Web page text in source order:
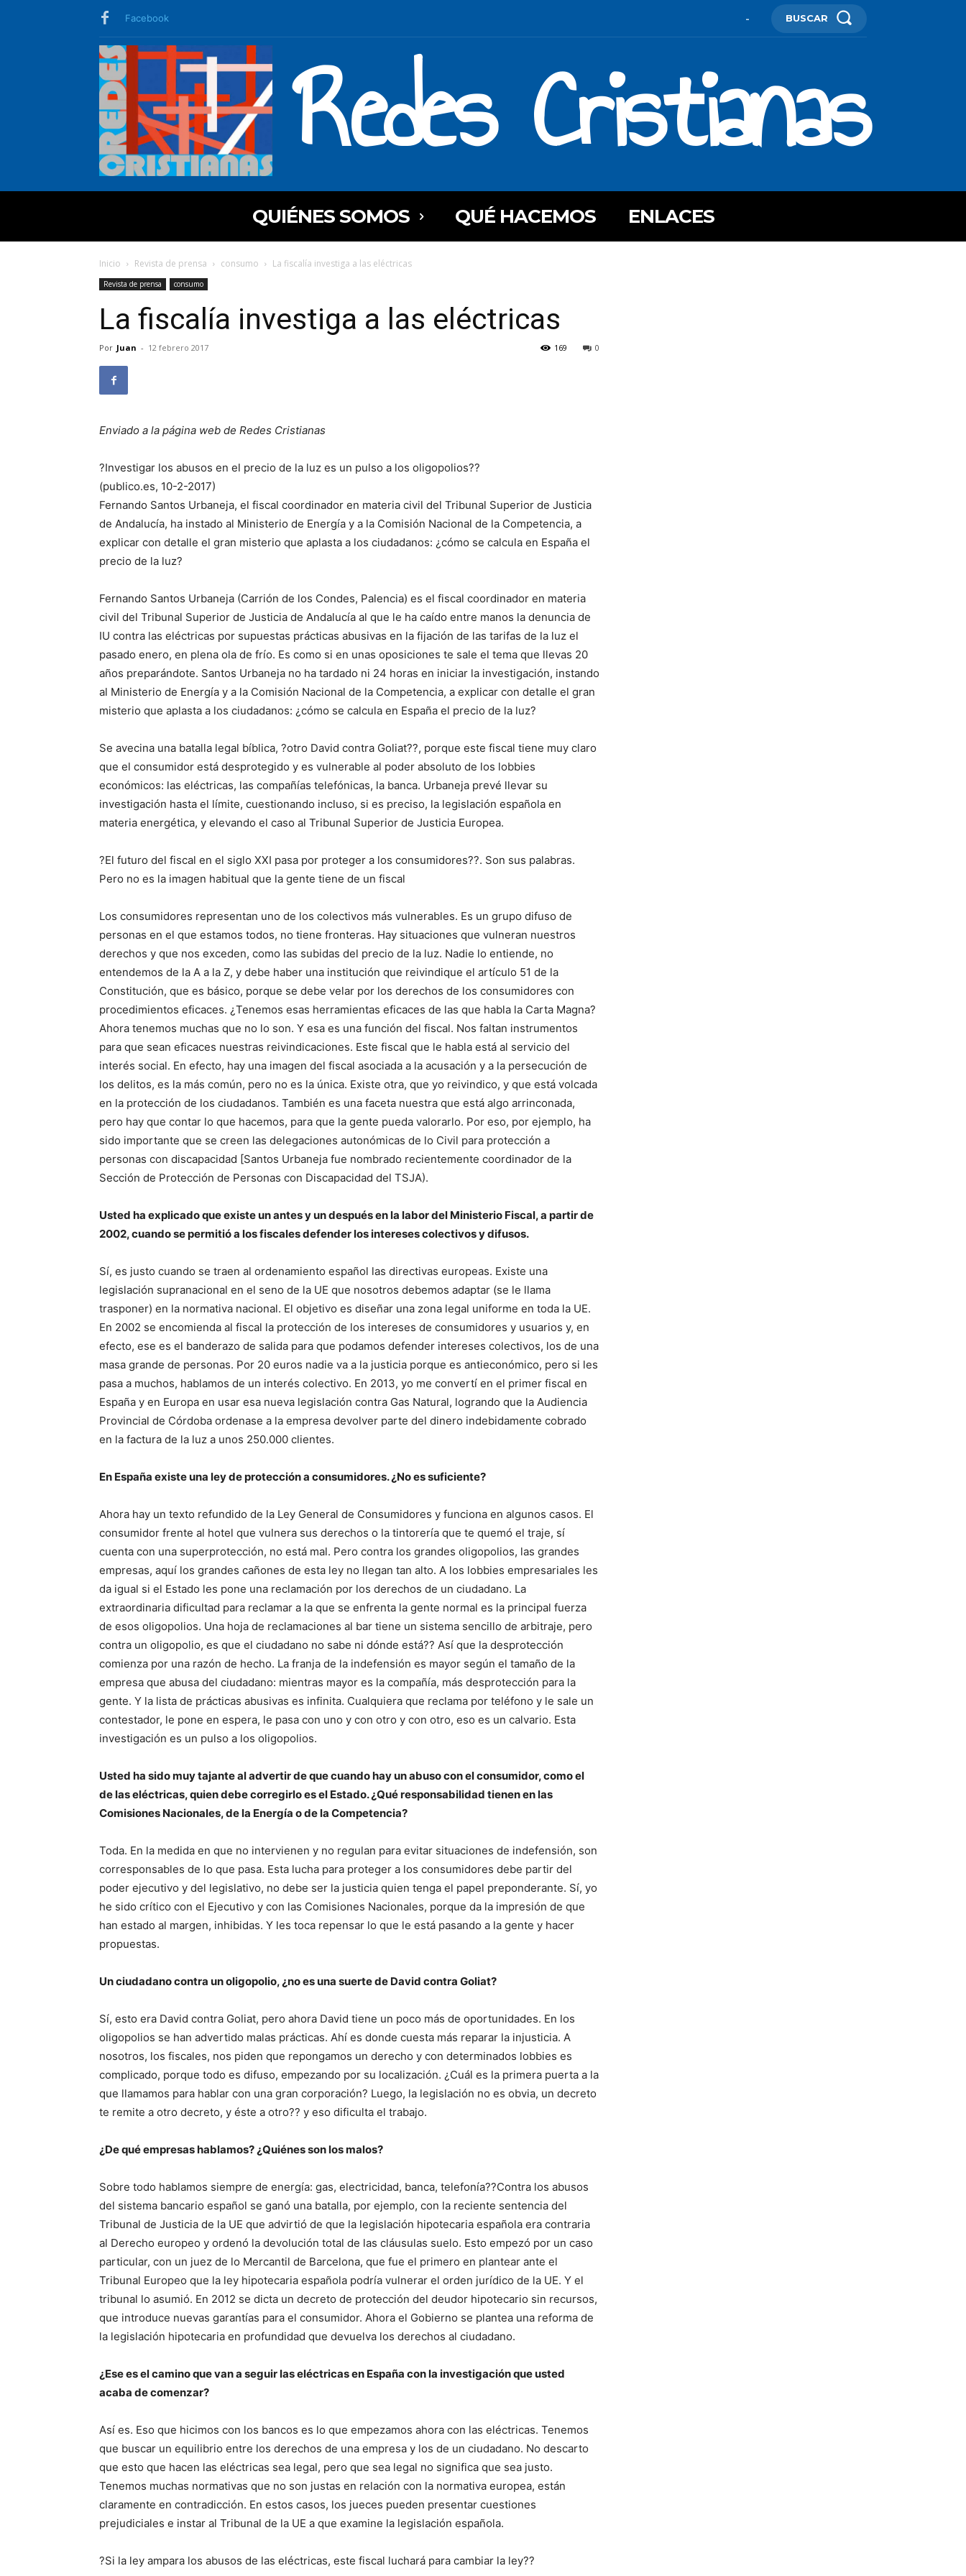
Facebook - BUSCAR
Redes Cristianas
QUIÉNES SOMOS QUÉ HACEMOS ENLACES
Inicio Revista de prensa consumo La fiscalía investiga a las eléctricas
Revista de prensa consumo
La fiscalía investiga a las eléctricas
Por Juan - 12 febrero 2017 0
169
Enviado a la página web de Redes Cristianas
?Investigar los abusos en el precio de la luz es un pulso a los oligopolios??
(publico.es, 10-2-2017)
Fernando Santos Urbaneja, el fiscal coordinador en materia civil del Tribunal Superior de Justicia
de Andalucía, ha instado al Ministerio de Energía y a la Comisión Nacional de la Competencia, a
explicar con detalle el gran misterio que aplasta a los ciudadanos: ¿cómo se calcula en España el
precio de la luz?
Fernando Santos Urbaneja (Carrión de los Condes, Palencia) es el fiscal coordinador en materia
civil del Tribunal Superior de Justicia de Andalucía al que le ha caído entre manos la denuncia de
IU contra las eléctricas por supuestas prácticas abusivas en la fijación de las tarifas de la luz el
pasado enero, en plena ola de frío. Es como si en unas oposiciones te sale el tema que llevas 20
años preparándote. Santos Urbaneja no ha tardado ni 24 horas en iniciar la investigación, instando
al Ministerio de Energía y a la Comisión Nacional de la Competencia, a explicar con detalle el gran
misterio que aplasta a los ciudadanos: ¿cómo se calcula en España el precio de la luz?
Se avecina una batalla legal bíblica, ?otro David contra Goliat??, porque este fiscal tiene muy claro
que el consumidor está desprotegido y es vulnerable al poder absoluto de los lobbies
económicos: las eléctricas, las compañías telefónicas, la banca. Urbaneja prevé llevar su
investigación hasta el límite, cuestionando incluso, si es preciso, la legislación española en
materia energética, y elevando el caso al Tribunal Superior de Justicia Europea.
?El futuro del fiscal en el siglo XXI pasa por proteger a los consumidores??. Son sus palabras.
Pero no es la imagen habitual que la gente tiene de un fiscal
Los consumidores representan uno de los colectivos más vulnerables. Es un grupo difuso de
personas en el que estamos todos, no tiene fronteras. Hay situaciones que vulneran nuestros
derechos y que nos exceden, como las subidas del precio de la luz. Nadie lo entiende, no
entendemos de la A a la Z, y debe haber una institución que reivindique el artículo 51 de la
Constitución, que es básico, porque se debe velar por los derechos de los consumidores con
procedimientos eficaces. ¿Tenemos esas herramientas eficaces de las que habla la Carta Magna?
Ahora tenemos muchas que no lo son. Y esa es una función del fiscal. Nos faltan instrumentos
para que sean eficaces nuestras reivindicaciones. Este fiscal que le habla está al servicio del
interés social. En efecto, hay una imagen del fiscal asociada a la acusación y a la persecución de
los delitos, es la más común, pero no es la única. Existe otra, que yo reivindico, y que está volcada
en la protección de los ciudadanos. También es una faceta nuestra que está algo arrinconada,
pero hay que contar lo que hacemos, para que la gente pueda valorarlo. Por eso, por ejemplo, ha
sido importante que se creen las delegaciones autonómicas de lo Civil para protección a
personas con discapacidad [Santos Urbaneja fue nombrado recientemente coordinador de la
Sección de Protección de Personas con Discapacidad del TSJA).
Usted ha explicado que existe un antes y un después en la labor del Ministerio Fiscal, a partir de
2002, cuando se permitió a los fiscales defender los intereses colectivos y difusos.
Sí, es justo cuando se traen al ordenamiento español las directivas europeas. Existe una
legislación supranacional en el seno de la UE que nosotros debemos adaptar (se le llama
trasponer) en la normativa nacional. El objetivo es diseñar una zona legal uniforme en toda la UE.
En 2002 se encomienda al fiscal la protección de los intereses de consumidores y usuarios y, en
efecto, ese es el banderazo de salida para que podamos defender intereses colectivos, los de una
masa grande de personas. Por 20 euros nadie va a la justicia porque es antieconómico, pero si les
pasa a muchos, hablamos de un interés colectivo. En 2013, yo me convertí en el primer fiscal en
España y en Europa en usar esa nueva legislación contra Gas Natural, logrando que la Audiencia
Provincial de Córdoba ordenase a la empresa devolver parte del dinero indebidamente cobrado
en la factura de la luz a unos 250.000 clientes.
En España existe una ley de protección a consumidores. ¿No es suficiente?
Ahora hay un texto refundido de la Ley General de Consumidores y funciona en algunos casos. El
consumidor frente al hotel que vulnera sus derechos o la tintorería que te quemó el traje, sí
cuenta con una superprotección, no está mal. Pero contra los grandes oligopolios, las grandes
empresas, aquí los grandes cañones de esta ley no llegan tan alto. A los lobbies empresariales les
da igual si el Estado les pone una reclamación por los derechos de un ciudadano. La
extraordinaria dificultad para reclamar a la que se enfrenta la gente normal es la principal fuerza
de esos oligopolios. Una hoja de reclamaciones al bar tiene un sistema sencillo de arbitraje, pero
contra un oligopolio, es que el ciudadano no sabe ni dónde está?? Así que la desprotección
comienza por una razón de hecho. La franja de la indefensión es mayor según el tamaño de la
empresa que abusa del ciudadano: mientras mayor es la compañía, más desprotección para la
gente. Y la lista de prácticas abusivas es infinita. Cualquiera que reclama por teléfono y le sale un
contestador, le pone en espera, le pasa con uno y con otro y con otro, eso es un calvario. Esta
investigación es un pulso a los oligopolios.
Usted ha sido muy tajante al advertir de que cuando hay un abuso con el consumidor, como el
de las eléctricas, quien debe corregirlo es el Estado. ¿Qué responsabilidad tienen en las
Comisiones Nacionales, de la Energía o de la Competencia?
Toda. En la medida en que no intervienen y no regulan para evitar situaciones de indefensión, son
corresponsables de lo que pasa. Esta lucha para proteger a los consumidores debe partir del
poder ejecutivo y del legislativo, no debe ser la justicia quien tenga el papel preponderante. Sí, yo
he sido crítico con el Ejecutivo y con las Comisiones Nacionales, porque da la impresión de que
han estado al margen, inhibidas. Y les toca repensar lo que le está pasando a la gente y hacer
propuestas.
Un ciudadano contra un oligopolio, ¿no es una suerte de David contra Goliat?
Sí, esto era David contra Goliat, pero ahora David tiene un poco más de oportunidades. En los
oligopolios se han advertido malas prácticas. Ahí es donde cuesta más reparar la injusticia. A
nosotros, los fiscales, nos piden que repongamos un derecho y con determinados lobbies es
complicado, porque todo es difuso, empezando por su localización. ¿Cuál es la primera puerta a la
que llamamos para hablar con una gran corporación? Luego, la legislación no es obvia, un decreto
te remite a otro decreto, y éste a otro?? y eso dificulta el trabajo.
¿De qué empresas hablamos? ¿Quiénes son los malos?
Sobre todo hablamos siempre de energía: gas, electricidad, banca, telefonía??Contra los abusos
del sistema bancario español se ganó una batalla, por ejemplo, con la reciente sentencia del
Tribunal de Justicia de la UE que advirtió de que la legislación hipotecaria española era contraria
al Derecho europeo y ordenó la devolución total de las cláusulas suelo. Esto empezó por un caso
particular, con un juez de lo Mercantil de Barcelona, que fue el primero en plantear ante el
Tribunal Europeo que la ley hipotecaria española podría vulnerar el orden jurídico de la UE. Y el
tribunal lo asumió. En 2012 se dicta un decreto de protección del deudor hipotecario sin recursos,
que introduce nuevas garantías para el consumidor. Ahora el Gobierno se plantea una reforma de
la legislación hipotecaria en profundidad que devuelva los derechos al ciudadano.
¿Ese es el camino que van a seguir las eléctricas en España con la investigación que usted
acaba de comenzar?
Así es. Eso que hicimos con los bancos es lo que empezamos ahora con las eléctricas. Tenemos
que buscar un equilibrio entre los derechos de una empresa y los de un ciudadano. No descarto
que esto que hacen las eléctricas sea legal, pero que sea legal no significa que sea justo.
Tenemos muchas normativas que no son justas en relación con la normativa europea, están
claramente en contradicción. En estos casos, los jueces pueden presentar cuestiones
prejudiciales e instar al Tribunal de la UE a que examine la legislación española.
?Si la ley ampara los abusos de las eléctricas, este fiscal luchará para cambiar la ley??